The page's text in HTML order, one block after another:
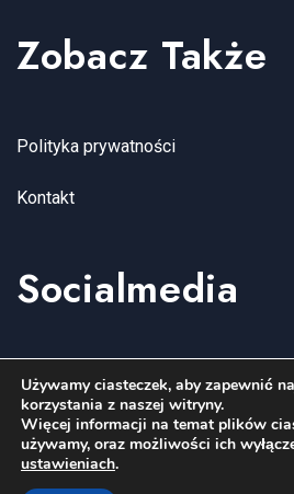
Zobacz Także
Polityka prywatności
Kontakt
Socialmedia
YouTube
Facebook
Instagram
Używamy ciasteczek, aby zapewnić
korzystania z naszej witryny.
Więcej informacji na temat plików
używamy, oraz możliwości ich
ustawieniach.